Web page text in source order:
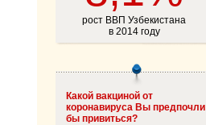
рост ВВП Узбекистана
в 2014 году
Какой вакциной от
коронавируса Вы предпочли
бы привиться?